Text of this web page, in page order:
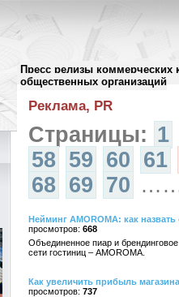
Пресс релизы коммерческих
общественных организаций
Архив пресс-релизов//
Реклама, PR
Страницы: 1
58 59 60 61
68 69 70
Нейминг AMOROMA: как
668
Объединенное пиар и
сети гостиниц – AMOROMA.
Как увеличить прибыль
737